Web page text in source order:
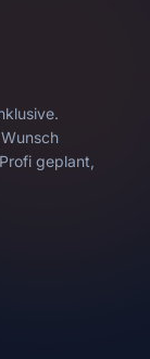
geplant,